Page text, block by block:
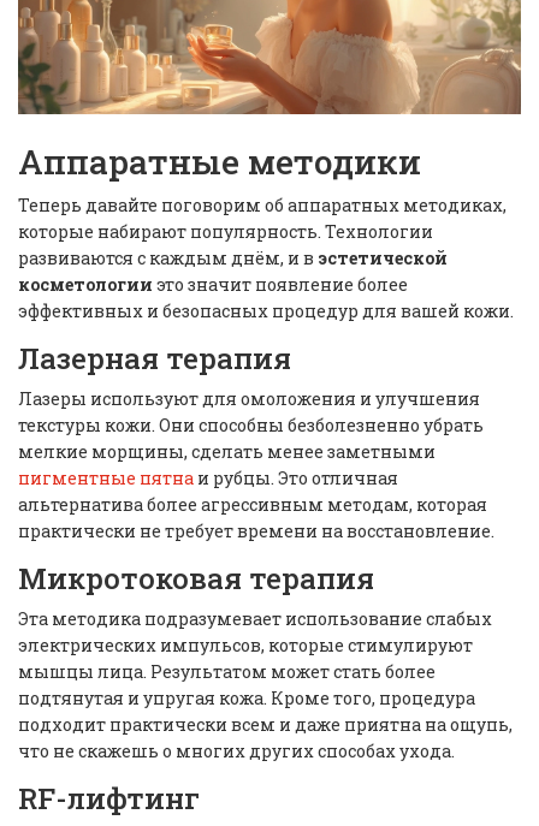
Аппаратные методики
Теперь давайте поговорим об аппаратных методиках,
которые набирают популярность. Технологии
развиваются с каждым днём, и в эстетической
косметологии это значит появление более
эффективных и безопасных процедур для вашей кожи.
Лазерная терапия
Лазеры используют для омоложения и улучшения
текстуры кожи. Они способны безболезненно убрать
мелкие морщины, сделать менее заметными
пигментные пятна и рубцы. Это отличная
альтернатива более агрессивным методам, которая
практически не требует времени на восстановление.
Микротоковая терапия
Эта методика подразумевает использование слабых
электрических импульсов, которые стимулируют
мышцы лица. Результатом может стать более
подтянутая и упругая кожа. Кроме того, процедура
подходит практически всем и даже приятна на ощупь,
что не скажешь о многих других способах ухода.
RF-лифтинг